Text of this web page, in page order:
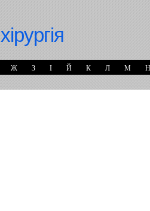
Ж З І Й К Л М Н